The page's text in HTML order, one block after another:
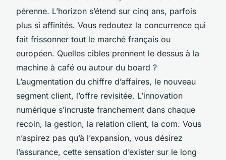
pérenne. L’horizon s’étend sur cinq ans, parfois
plus si affinités. Vous redoutez la concurrence qui
fait frissonner tout le marché français ou
européen. Quelles cibles prennent le dessus à la
machine à café ou autour du board ?
L’augmentation du chiffre d’affaires, le nouveau
segment client, l’offre revisitée. L’innovation
numérique s’incruste franchement dans chaque
recoin, la gestion, la relation client, la com. Vous
n’aspirez pas qu’à l’expansion, vous désirez
l’assurance, cette sensation d’exister sur le long